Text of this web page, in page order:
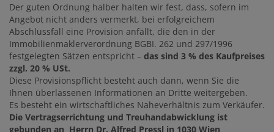
Der guten Ordnung halber halten wir fest, dass, sofern im
Angebot nicht anders vermerkt, bei erfolgreichem
Abschlussfall eine Provision anfällt, die den in der
Immobilienmaklerverordnung BGBI. 262 und 297/1996
festgelegten Sätzen entspricht – das sind 3 % des Kaufpreises
zzgl. 20 % USt.
Diese Provisionspflicht besteht auch dann, wenn Sie die
Ihnen überlassenen Informationen an Dritte weitergeben.
Es besteht ein wirtschaftliches Naheverhältnis zum Verkäufer.
Die Vertragserrichtung und Treuhandabwicklung ist
gebunden an Herrn Dr. Alfred Pressl in 1030 Wien